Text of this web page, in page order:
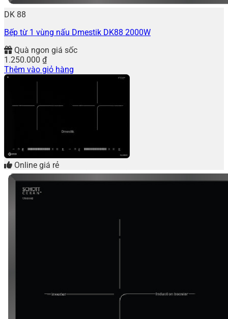
DK 88
Bếp từ 1 vùng nấu Dmestik DK88 2000W
Quà ngon giá sốc
1.250.000 ₫
Thêm vào giỏ hàng
Online giá rẻ